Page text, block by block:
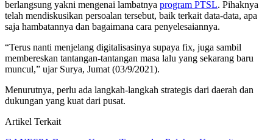
berlangsung yakni mengenai lambatnya program PTSL. Pihaknya
telah mendiskusikan persoalan tersebut, baik terkait data-data, apa
saja hambatannya dan bagaimana cara penyelesaiannya.
“Terus nanti menjelang digitalisasinya supaya fix, juga sambil
membereskan tantangan-tantangan masa lalu yang sekarang baru
muncul,” ujar Surya, Jumat (03/9/2021).
Menurutnya, perlu ada langkah-langkah strategis dari daerah dan
dukungan yang kuat dari pusat.
Artikel Terkait